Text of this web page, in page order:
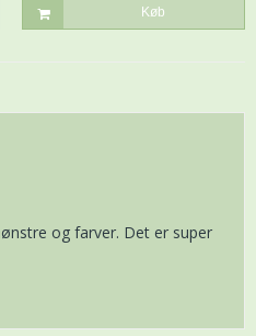
Køb
og farver. Det er super